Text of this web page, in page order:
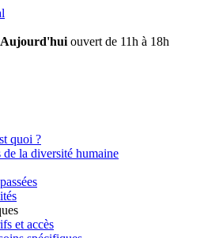
Aujourd'hui ouvert de 11h à 18h
quoi ?
de la diversité humaine
et accès